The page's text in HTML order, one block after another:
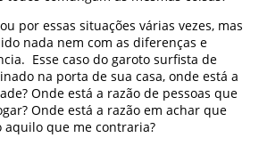
por essas situações várias vezes, mas
nada nem com as diferenças e
Esse caso do garoto surfista de
na porta de sua casa, onde está a
Onde está a razão de pessoas que
Onde está a razão em achar que
que me contraria?